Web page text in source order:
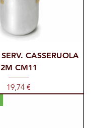
CASSERUOLA
2M CM11
Prezzo
19,74 €